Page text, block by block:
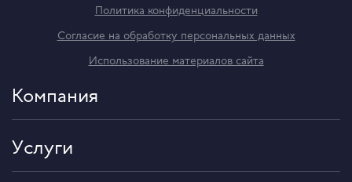
Политика конфиденциальности
Согласие на обработку персональных данных
Использование материалов сайта
Компания
Услуги